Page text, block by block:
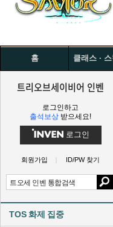
홈 클래스 ·
트리오브세이비어 인벤
로그인하고
출석보상 받으세요!
로그인
회원가입 ID/PW 찾기
TOS 화제 집중